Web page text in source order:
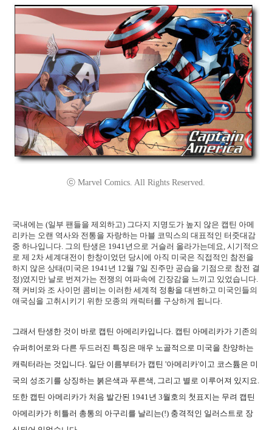
ⓒ Marvel Comics. All Rights Reserved.
국내에는 (일부 팬들을 제외하고) 그다지 지명도가 높지 않은 캡틴 아메
리카는 오랜 역사와 전통을 자랑하는 마블 코믹스의 대표적인 터줏대감
중 하나입니다. 그의 탄생은 1941년으로 거슬러 올라가는데요, 시기적으
로 제 2차 세계대전이 한창이었던 당시에 아직 미국은 직접적인 참전을
하지 않은 상태(미국은 1941년 12월 7일 진주만 공습을 기점으로 참전 결
정)였지만 날로 번져가는 전쟁의 여파속에 긴장감을 느끼고 있었습니다.
잭 커비와 조 사이먼 콤비는 이러한 세계적 정황을 대변하고 미국인들의
애국심을 고취시키기 위한 모종의 캐릭터를 구상하게 됩니다.
그래서 탄생한 것이 바로 캡틴 아메리카입니다. 캡틴 아메리카가 기존의
슈퍼히어로와 다른 두드러진 특징은 매우 노골적으로 미국을 찬양하는
캐릭터라는 것입니다. 일단 이름부터가 캡틴 '아메리카'이고 코스튬은 미
국의 성조기를 상징하는 붉은색과 푸른색, 그리고 별로 이루어져 있지요.
또한 캡틴 아메리카가 처음 발간된 1941년 3월호의 첫표지는 무려 캡틴
아메리카가 히틀러 총통의 아구리를 날리는(!) 충격적인 일러스트로 장